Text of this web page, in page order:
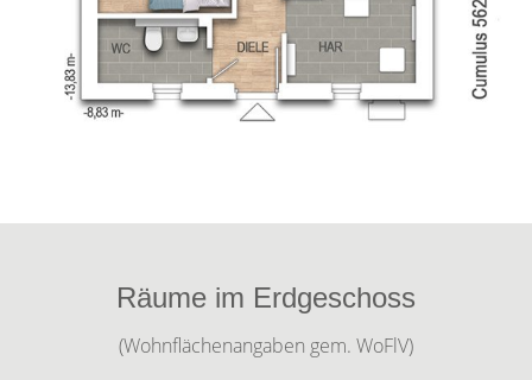
Räume im Erdgeschoss
(Wohnflächenangaben gem. WoFlV)